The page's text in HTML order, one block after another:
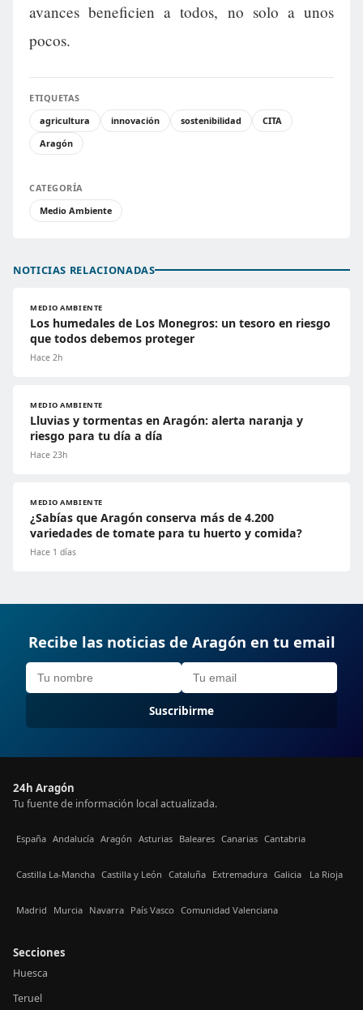
avances beneficien a todos, no solo a unos
pocos.
ETIQUETAS
agricultura
innovación sostenibilidad
CITA
Aragón
CATEGORÍA
Medio Ambiente
NOTICIAS RELACIONADAS
MEDIO AMBIENTE
Los humedales de Los Monegros: un tesoro en riesgo
que todos debemos proteger
Hace 2h
MEDIO AMBIENTE
Lluvias y tormentas en Aragón: alerta naranja y
riesgo para tu día a día
Hace 23h
MEDIO AMBIENTE
¿Sabías que Aragón conserva más de 4.200
variedades de tomate para tu huerto y comida?
Hace 1 días
Recibe las noticias de Aragón en tu email
Suscribirme
24h Aragón
Tu fuente de información local actualizada.
España Andalucía Aragón Asturias Baleares Canarias Cantabria
Castilla La-Mancha Castilla y León Cataluña Extremadura Galicia La Rioja
Madrid Murcia Navarra País Vasco Comunidad Valenciana
Secciones
Huesca
Teruel